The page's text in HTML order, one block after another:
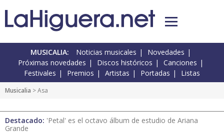
MUSICALIA: Noticias musicales
Novedades
Próximas novedades
Discos históricos
Canciones
Festivales
Premios Artistas Portadas Listas
Musicalia > Asa
Destacado: 'Petal' es el octavo álbum de estudio de Ariana
Grande